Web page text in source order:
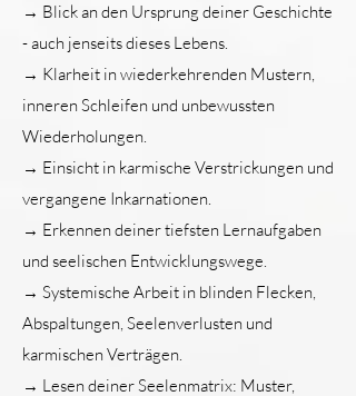
→ Blick an den Ursprung deiner Geschichte
- auch jenseits dieses Lebens.
→ Klarheit in wiederkehrenden Mustern,
inneren Schleifen und unbewussten
Wiederholungen.
→ Einsicht in karmische Verstrickungen und
vergangene Inkarnationen.
→ Erkennen deiner tiefsten Lernaufgaben
und seelischen Entwicklungswege.
→ Systemische Arbeit in blinden Flecken,
Abspaltungen, Seelenverlusten und
karmischen Verträgen.
→ Lesen deiner Seelenmatrix: Muster,